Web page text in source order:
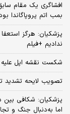
افشاگری یک مقام
بمب اتم پروپاگاندا
پزشکیان: هرگز
ندادیم +فیلم
شکست نقشه اپل
تصویب لایحه تشدید
پزشکیان: شکافی بین
اما به‌دنبال جنگ و